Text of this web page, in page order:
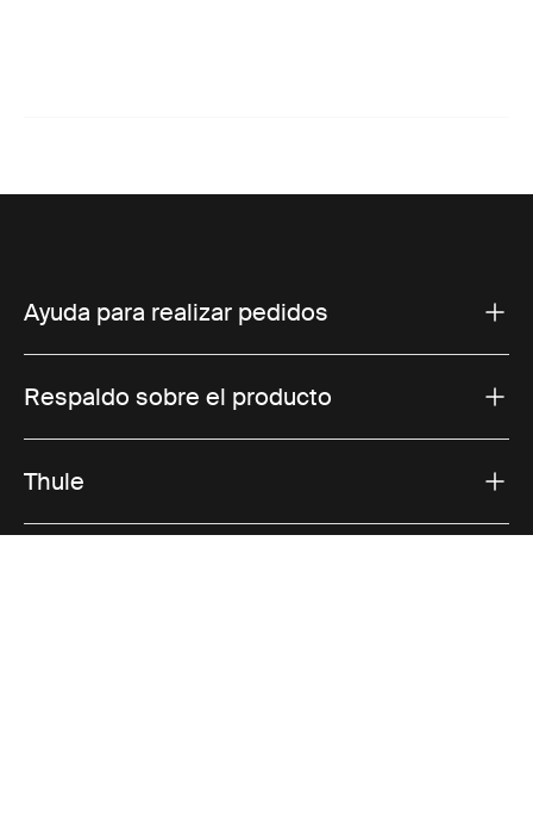
Ayuda para realizar pedidos
Respaldo sobre el producto
Thule